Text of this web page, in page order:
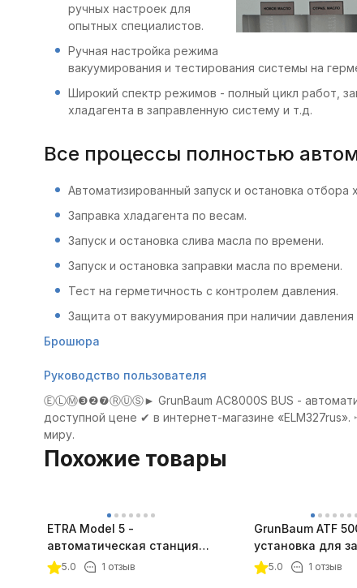
ручных настроек для
опытных специалистов.
Ручная настройка режима
вакуумирования и тестирования системы на
Широкий спектр режимов - полный цикл работ,
хладагента в заправленную систему и т.д.
Все процессы полностью
Автоматизированный запуск и остановка отбора
Заправка хладагента по весам.
Запуск и остановка слива масла по времени.
Запуск и остановка заправки масла по времени.
Тест на герметичность с контролем давления.
Защита от вакуумирования при наличии давления
Брошюра
Руководство пользователя
ⒺⓁⓂ❸❷❼ⓇⓊⓈ► GrunBaum AC8000S BUS -
доступной цене ✔ в интернет-магазине
миру.
Похожие товары
ETRA Model 5 -
автоматическая станция
для автокондиционеров
5.0 1 отзыв
GrunBaum ATF
установка для
жидкости в АКПП
5.0 1 отзыв